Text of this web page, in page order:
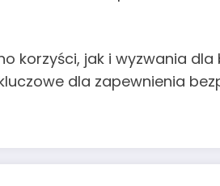
korzyści, jak i wyzwania
dla zapewnienia